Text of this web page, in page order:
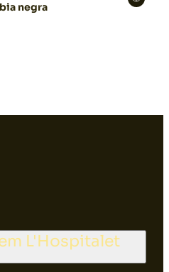
negra
L'Hospitalet